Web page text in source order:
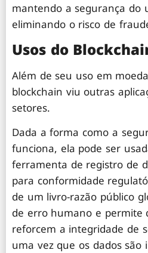
mantendo a segurança do
eliminando o risco de
Usos do
Além de seu uso em
blockchain viu outras
setores.
Dada a forma como a
funciona, ela pode ser
ferramenta de registro de
para conformidade
de um livro-razão público
de erro humano e permite
reforcem a integridade de
uma vez que os dados são